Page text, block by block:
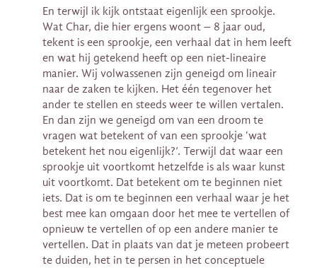
En terwijl ik kijk ontstaat eigenlijk een sprookje.
Wat Char, die hier ergens woont – 8 jaar oud,
tekent is een sprookje, een verhaal dat in hem leeft
en wat hij getekend heeft op een niet-lineaire
manier. Wij volwassenen zijn geneigd om lineair
naar de zaken te kijken. Het één tegenover het
ander te stellen en steeds weer te willen vertalen.
En dan zijn we geneigd om van een droom te
vragen wat betekent of van een sprookje ‘wat
betekent het nou eigenlijk?’. Terwijl dat waar een
sprookje uit voortkomt hetzelfde is als waar kunst
uit voortkomt. Dat betekent om te beginnen niet
iets. Dat is om te beginnen een verhaal waar je het
best mee kan omgaan door het mee te vertellen of
opnieuw te vertellen of op een andere manier te
vertellen. Dat in plaats van dat je meteen probeert
te duiden, het in te persen in het conceptuele